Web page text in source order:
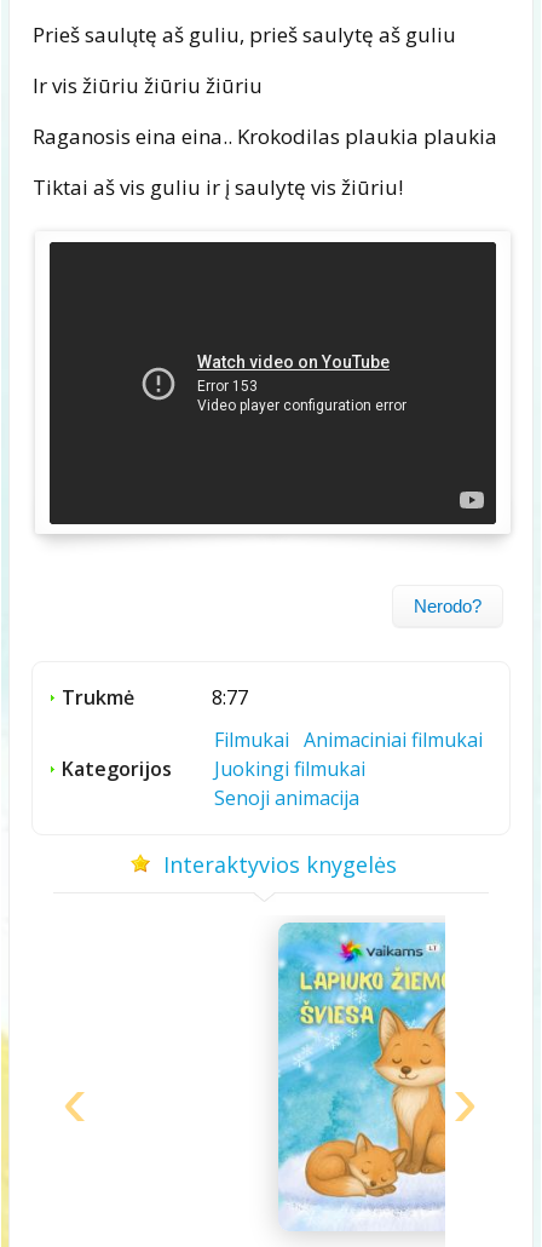
Prieš saulųtę aš guliu, prieš saulytę aš guliu
Ir vis žiūriu žiūriu žiūriu
Raganosis eina eina.. Krokodilas plaukia plaukia
Tiktai aš vis guliu ir į saulytę vis žiūriu!
Nerodo?
Trukmė 8:77
Kategorijos
Filmukai Animaciniai filmukai
Juokingi filmukai
Senoji animacija
Interaktyvios knygelės